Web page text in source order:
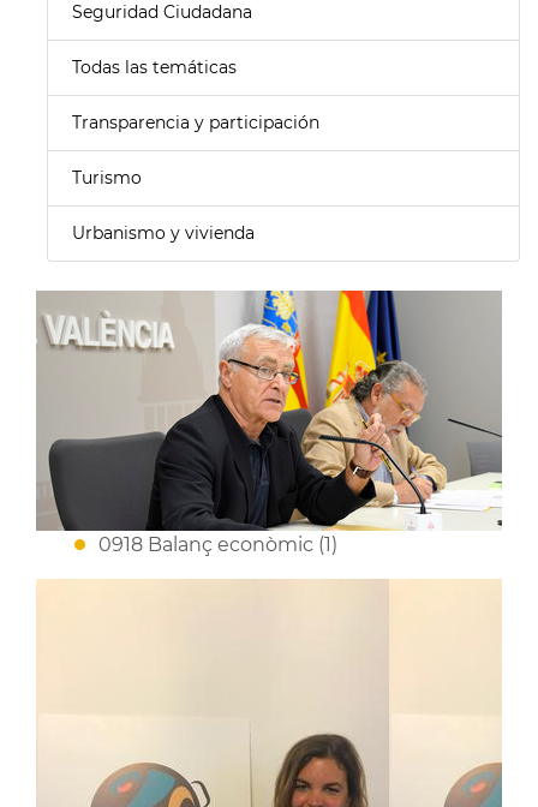
Seguridad Ciudadana
Todas las temáticas
Transparencia y participación
Turismo
Urbanismo y vivienda
0918 Balanç econòmic (1)